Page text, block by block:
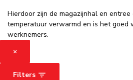
Hierdoor zijn de magazijnhal en entree
temperatuur verwarmd en is het goed
werknemers.
×
Filters